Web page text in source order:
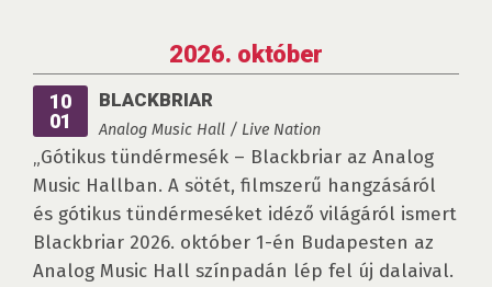
2026. október
10
01
BLACKBRIAR
Analog Music Hall / Live Nation
„Gótikus tündérmesék – Blackbriar az Analog
Music Hallban. A sötét, filmszerű hangzásáról
és gótikus tündérmeséket idéző világáról ismert
Blackbriar 2026. október 1-én Budapesten az
Analog Music Hall színpadán lép fel új dalaival.